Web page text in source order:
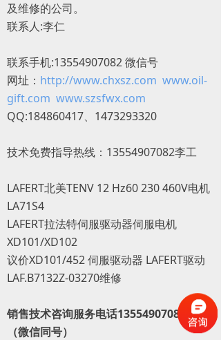
及维修的公司。
联系人:李仁
联系手机:13554907082 微信号
网址： http://www.chxsz.com www.oil-
gift.com www.szsfwx.com
QQ:184860417、1473293320
技术免费指导热线：13554907082李工
LAFERT北美TENV 12 Hz60 230 460V电机
LA71S4
LAFERT拉法特伺服驱动器伺服电机
XD101/XD102
议价XD101/452 伺服驱动器 LAFERT驱动
LAF.B7132Z-03270维修
销售技术咨询服务电话13554907082李工
（微信同号）